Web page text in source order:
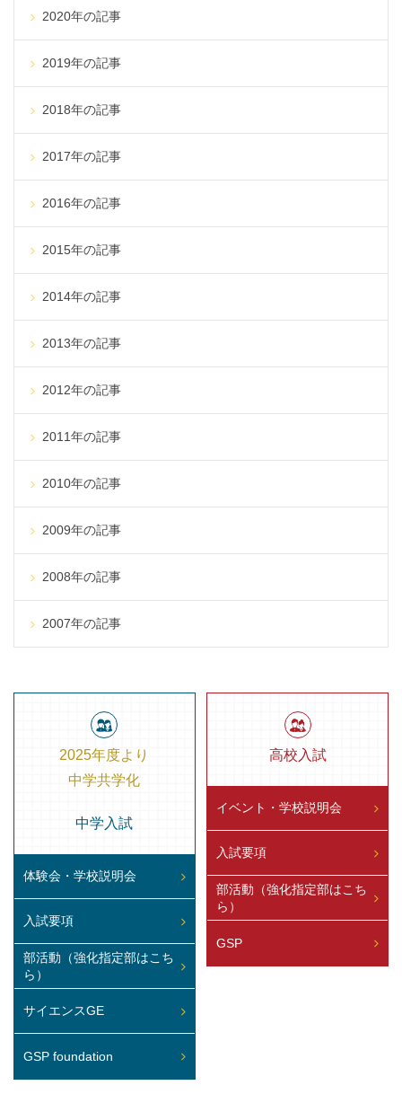
2020年の記事
2019年の記事
2018年の記事
2017年の記事
2016年の記事
2015年の記事
2014年の記事
2013年の記事
2012年の記事
2011年の記事
2010年の記事
2009年の記事
2008年の記事
2007年の記事
2025年度より
中学共学化
中学入試
体験会・学校説明会
入試要項
部活動（強化指定部はこち
ら）
サイエンスGE
GSP foundation
高校入試
イベント・学校説明会
入試要項
部活動（強化指定部はこち
ら）
GSP